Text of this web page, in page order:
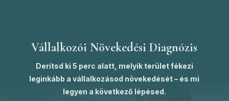
Vállalkozói Növekedési Diagnózis
Derítsd ki 5 perc alatt, melyik terület fékezi
leginkább a vállalkozásod növekedését – és mi
legyen a következő lépésed.